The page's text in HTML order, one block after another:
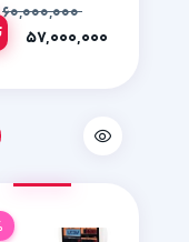
۶۰,۰۰۰,۰۰۰